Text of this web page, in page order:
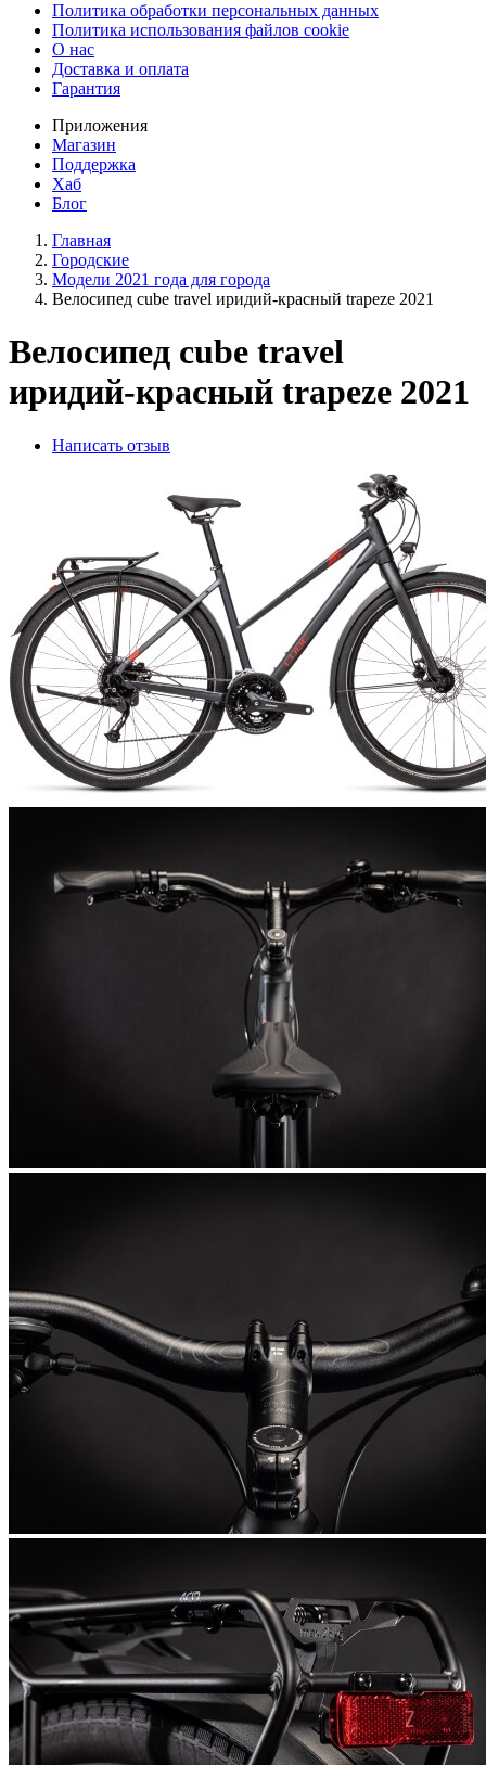
Политика обработки персональных данных
Политика использования файлов cookie
О нас
Доставка и оплата
Гарантия
Приложения
Магазин
Поддержка
Хаб
Блог
Главная
Городские
Модели 2021 года для города
Велосипед cube travel иридий-красный trapeze 2021
Велосипед cube travel
иридий-красный trapeze 2021
Написать отзыв